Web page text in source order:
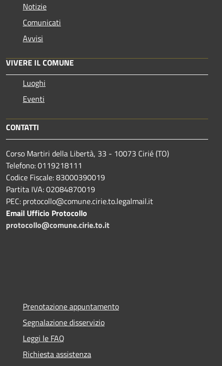
Notizie
Comunicati
Avvisi
VIVERE IL COMUNE
Luoghi
Eventi
CONTATTI
Corso Martiri della Libertà, 33 - 10073 Cirié (TO)
Telefono: 0119218111
Codice Fiscale: 83000390019
Partita IVA: 02084870019
PEC: protocollo@comune.cirie.to.legalmail.it
Email Ufficio Protocollo
protocollo@comune.cirie.to.it
Prenotazione appuntamento
Segnalazione disservizio
Leggi le FAQ
Richiesta assistenza